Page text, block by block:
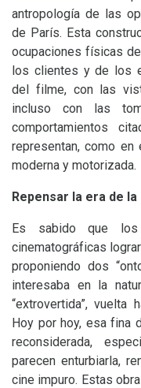
antropología de las
de París. Esta
ocupaciones físicas
los clientes y de los
del filme, con las
incluso con las
comportamientos
representan, como
moderna y motorizada.
Repensar la era de la
Es sabido que los
cinematográficas
proponiendo dos
interesaba en la
“extrovertida”, vuelta
Hoy por hoy, esa fina
reconsiderada,
parecen enturbiarla,
cine impuro. Estas